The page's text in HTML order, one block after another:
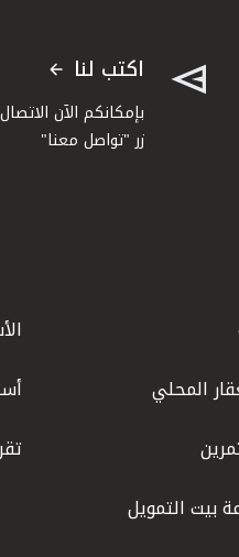
اكتب لنا
بإمكانكم الآن
زر "تواصل معنا"
المحلي
بيت التمويل